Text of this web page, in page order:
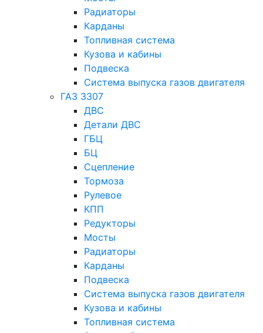
Радиаторы
Карданы
Топливная система
Кузова и кабины
Подвеска
Система выпуска газов двигателя
ГАЗ 3307
ДВС
Детали ДВС
ГБЦ
БЦ
Сцепление
Тормоза
Рулевое
КПП
Редукторы
Мосты
Радиаторы
Карданы
Подвеска
Система выпуска газов двигателя
Кузова и кабины
Топливная система